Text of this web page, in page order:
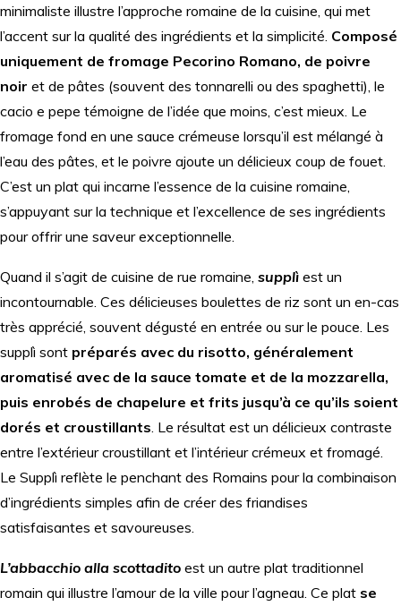
minimaliste illustre l’approche romaine de la cuisine, qui met
l’accent sur la qualité des ingrédients et la simplicité. Composé
uniquement de fromage Pecorino Romano, de poivre
noir et de pâtes (souvent des tonnarelli ou des spaghetti), le
cacio e pepe témoigne de l’idée que moins, c’est mieux. Le
fromage fond en une sauce crémeuse lorsqu’il est mélangé à
l’eau des pâtes, et le poivre ajoute un délicieux coup de fouet.
C’est un plat qui incarne l’essence de la cuisine romaine,
s’appuyant sur la technique et l’excellence de ses ingrédients
pour offrir une saveur exceptionnelle.
Quand il s’agit de cuisine de rue romaine, supplì est un
incontournable. Ces délicieuses boulettes de riz sont un en-cas
très apprécié, souvent dégusté en entrée ou sur le pouce. Les
supplì sont préparés avec du risotto, généralement
aromatisé avec de la sauce tomate et de la mozzarella,
puis enrobés de chapelure et frits jusqu’à ce qu’ils soient
dorés et croustillants . Le résultat est un délicieux contraste
entre l’extérieur croustillant et l’intérieur crémeux et fromagé.
Le Supplì reflète le penchant des Romains pour la combinaison
d’ingrédients simples afin de créer des friandises
satisfaisantes et savoureuses.
L’abbacchio alla scottadito est un autre plat traditionnel
romain qui illustre l’amour de la ville pour l’agneau. Ce plat se